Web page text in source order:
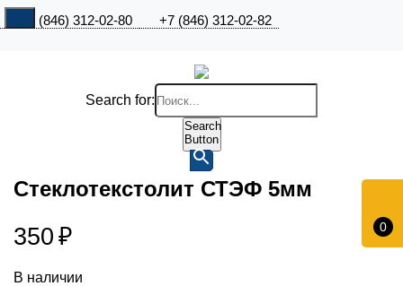
+7 (846) 312-02-80 +7 (846) 312-02-82
0
Search for:
Search
Button
Стеклотекстолит СТЭФ 5мм
350 ₽
В наличии